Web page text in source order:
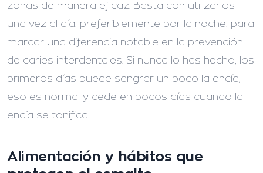
zonas de manera eficaz. Basta con utilizarlos
una vez al día, preferiblemente por la noche, para
marcar una diferencia notable en la prevención
de caries interdentales. Si nunca lo has hecho, los
primeros días puede sangrar un poco la encía;
eso es normal y cede en pocos días cuando la
encía se tonifica.
Alimentación y hábitos que